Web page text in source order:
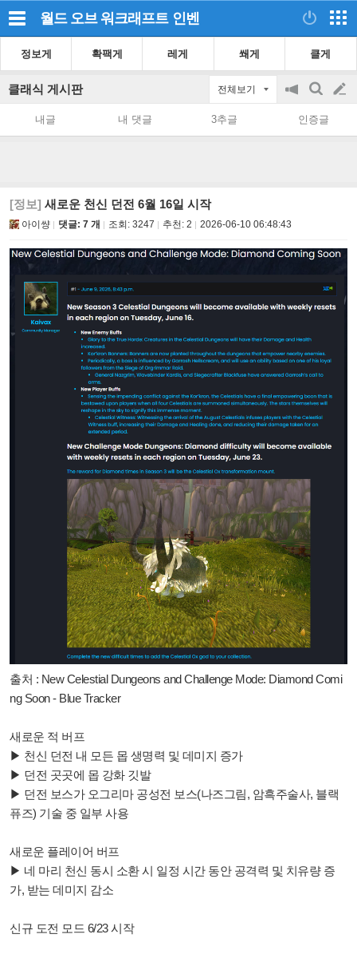
월드 오브 워크래프트 인벤
정보게 확팩게 레게 쐐게 클게
클래식 게시판 전체보기
공
on/off
검
색
글
쓰
내글 내 댓글 3추글 인증글
[정보] 새로운 천신 던전 6월 16일 시작
아이썅 댓글: 7 개 조회: 3247 추천: 2 2026-06-10 06:48:43
출처 : New Celestial Dungeons and Challenge Mode: Diamond Comi
ng Soon - Blue Tracker
새로운 적 버프
▶ 천신 던전 내 모든 몹 생명력 및 데미지 증가
▶ 던전 곳곳에 몹 강화 깃발
▶ 던전 보스가 오그리마 공성전 보스(나즈그림, 암흑주술사, 블랙
퓨즈) 기술 중 일부 사용
새로운 플레이어 버프
▶ 네 마리 천신 동시 소환 시 일정 시간 동안 공격력 및 치유량 증
가, 받는 데미지 감소
신규 도전 모드 6/23 시작